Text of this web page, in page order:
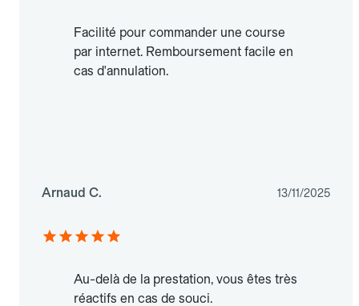
Facilité pour commander une course
par internet. Remboursement facile en
cas d'annulation.
Arnaud C. 13/11/2025
Au-delà de la prestation, vous êtes très
réactifs en cas de souci.